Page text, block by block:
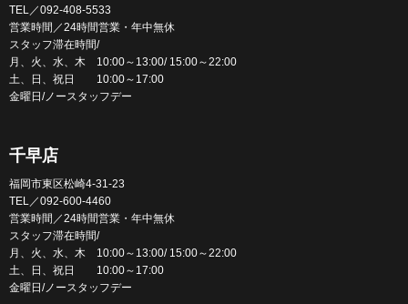
TEL／092-408-5533
営業時間／24時間営業・年中無休
スタッフ滞在時間/
月、火、水、木 10:00～13:00/ 15:00～22:00
土、日、祝日 10:00～17:00
金曜日/ノースタッフデー
千早店
福岡市東区松崎4-31-23
TEL／092-600-4460
営業時間／24時間営業・年中無休
スタッフ滞在時間/
月、火、水、木 10:00～13:00/ 15:00～22:00
土、日、祝日 10:00～17:00
金曜日/ノースタッフデー